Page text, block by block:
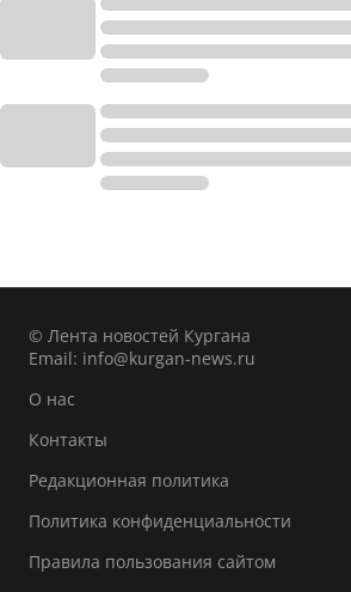
© Лента новостей Кургана
Email: info@kurgan-news.ru
О нас
Контакты
Редакционная политика
Политика конфиденциальности
Правила пользования сайтом